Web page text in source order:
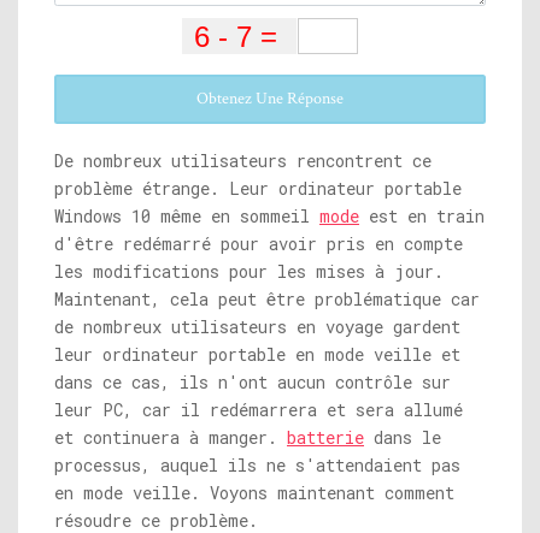
Obtenez Une Réponse
De nombreux utilisateurs rencontrent ce
problème étrange. Leur ordinateur portable
Windows 10 même en sommeil mode est en train
d'être redémarré pour avoir pris en compte
les modifications pour les mises à jour.
Maintenant, cela peut être problématique car
de nombreux utilisateurs en voyage gardent
leur ordinateur portable en mode veille et
dans ce cas, ils n'ont aucun contrôle sur
leur PC, car il redémarrera et sera allumé
et continuera à manger. batterie dans le
processus, auquel ils ne s'attendaient pas
en mode veille. Voyons maintenant comment
résoudre ce problème.